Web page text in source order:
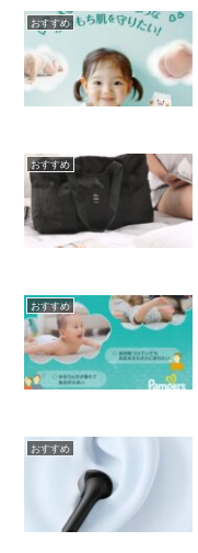
おすすめ
おすすめ
おすすめ
おすすめ